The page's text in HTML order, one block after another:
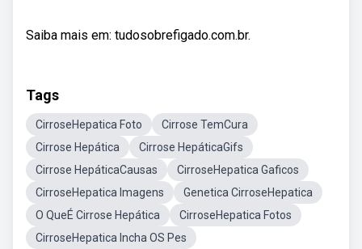
Saiba mais em: tudosobrefigado.com.br.
Tags
CirroseHepatica Foto
Cirrose TemCura
Cirrose Hepática
Cirrose HepáticaGifs
Cirrose HepáticaCausas
CirroseHepatica Gaficos
CirroseHepatica Imagens
Genetica CirroseHepatica
O QueÉ Cirrose Hepática
CirroseHepatica Fotos
CirroseHepatica Incha OS Pes